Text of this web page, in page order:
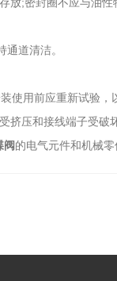
道清洁。
用前应重新试验，
压和接线端子受破
阀的电气元件和机械